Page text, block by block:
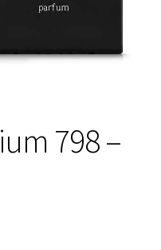
798 –